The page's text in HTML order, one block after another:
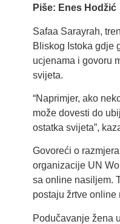
Piše: Enes Hodžić
Safaa Sarayrah,
Bliskog Istoka gdje
ucjenama i govoru
svijeta.
“Naprimjer, ako
može dovesti do
ostatka svijeta”,
Govoreći o
organizacije UN
sa online nasiljem.
postaju žrtve
Podučavanje žena